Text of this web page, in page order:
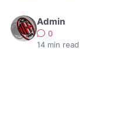
Admin
0
14 min read